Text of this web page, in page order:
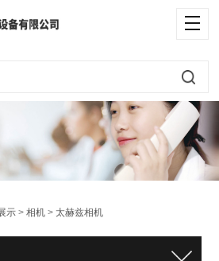
示 >相机 >太赫兹相机